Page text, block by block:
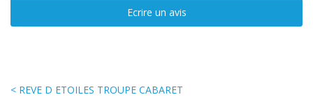
Ecrire un avis
< REVE D ETOILES TROUPE CABARET